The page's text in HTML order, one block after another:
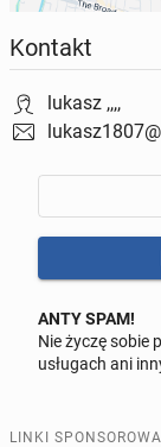
Kontakt
lukasz ,,,,
Odpowiedz na
ANTY SPAM!
Nie życzę sobie
usługach ani
LINKI